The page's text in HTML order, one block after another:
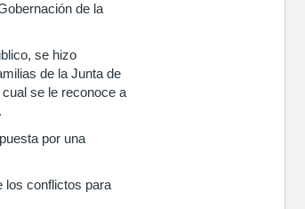
de la
se hizo
de la Junta de
se le reconoce a
por una
los conflictos para